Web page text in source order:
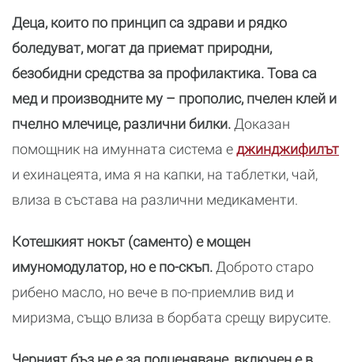
Деца, които по принцип са здрави и рядко
боледуват, могат да приемат природни,
безобидни средства за профилактика. Това са
мед и производните му – прополис, пчелен клей и
пчелно млечице, различни билки. Доказан
помoщник на имунната система еджинджифилът
и ехинацеята, има я на капки, на таблетки, чай,
влиза в състава на различни медикаменти.
Котешкият нокът (саменто) е мощен
имуномодулатор, но е по-скъп. Доброто старо
рибено масло, но вече в по-приемлив вид и
миризма, също влиза в борбата срещу вирусите.